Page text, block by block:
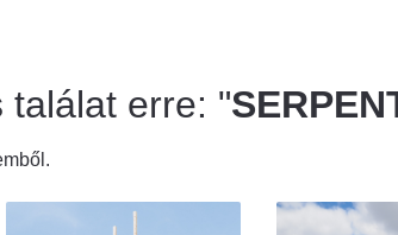
találat erre: "